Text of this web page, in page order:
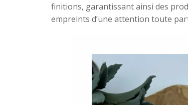
finitions, garantissant ainsi des
empreints d’une attention toute